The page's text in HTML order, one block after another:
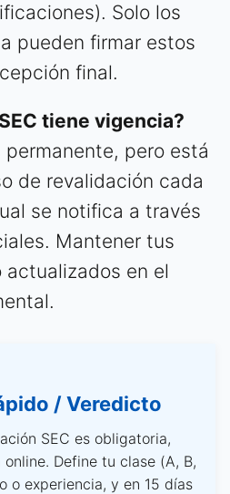
Solo los
pueden firmar estos
final.
tiene vigencia?
permanente, pero está
de revalidación cada
se notifica a través
Mantener tus
en el
/ Veredicto
SEC es obligatoria,
Define tu clase (A, B,
o experiencia, y en 15 días